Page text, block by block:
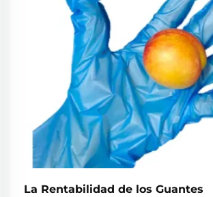
La Rentabilidad de los Guantes